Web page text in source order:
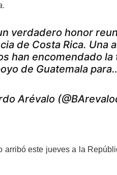
verdadero honor
de Costa Rica. Una
han encomendado
de Guatemala
Arévalo
arribó este jueves a la